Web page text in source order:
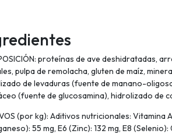
proteínas de ave deshidratadas,
pulpa de remolacha, gluten de maíz,
de levaduras (fuente de manano-
(fuente de glucosamina), hidrolizado de
(por kg): Aditivos nutricionales: Vitamina
55 mg, E6 (Zinc): 132 mg, E8